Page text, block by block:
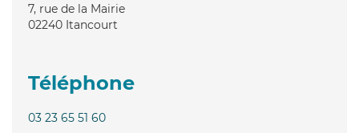
7, rue de la Mairie
02240 Itancourt
Téléphone
03 23 65 51 60